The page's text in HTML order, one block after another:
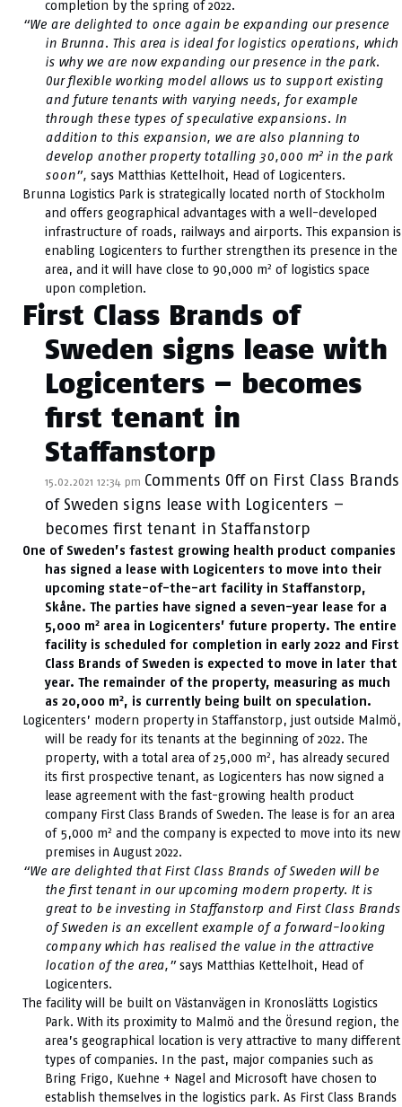
completion by the spring of 2022.
“We are delighted to once again be expanding our presence
in Brunna. This area is ideal for logistics operations, which
is why we are now expanding our presence in the park.
Our flexible working model allows us to support existing
and future tenants with varying needs, for example
through these types of speculative expansions. In
addition to this expansion, we are also planning to
develop another property totalling 30,000 m2 in the park
soon”, says Matthias Kettelhoit, Head of Logicenters.
Brunna Logistics Park is strategically located north of Stockholm
and offers geographical advantages with a well-developed
infrastructure of roads, railways and airports. This expansion is
enabling Logicenters to further strengthen its presence in the
area, and it will have close to 90,000 m2 of logistics space
upon completion.
First Class Brands of
Sweden signs lease with
Logicenters – becomes
first tenant in
Staffanstorp
15.02.2021 12:34 pm Comments Offon First Class Brands
of Sweden signs lease with Logicenters –
becomes first tenant in Staffanstorp
One of Sweden’s fastest growing health product companies
has signed a lease with Logicenters to move into their
upcoming state-of-the-art facility in Staffanstorp,
Skåne. The parties have signed a seven-year lease for a
5,000 m2 area in Logicenters’ future property. The entire
facility is scheduled for completion in early 2022 and First
Class Brands of Sweden is expected to move in later that
year. The remainder of the property, measuring as much
as 20,000 m2, is currently being built on speculation.
Logicenters’ modern property in Staffanstorp, just outside Malmö,
will be ready for its tenants at the beginning of 2022. The
property, with a total area of 25,000 m2 , has already secured
its first prospective tenant, as Logicenters has now signed a
lease agreement with the fast-growing health product
company First Class Brands of Sweden. The lease is for an area
of 5,000 m2 and the company is expected to move into its new
premises in August 2022.
“We are delighted that First Class Brands of Sweden will be
the first tenant in our upcoming modern property. It is
great to be investing in Staffanstorp and First Class Brands
of Sweden is an excellent example of a forward-looking
company which has realised the value in the attractive
location of the area,”says Matthias Kettelhoit, Head of
Logicenters.
The facility will be built on Västanvägen in Kronoslätts Logistics
Park. With its proximity to Malmö and the Öresund region, the
area’s geographical location is very attractive to many different
types of companies. In the past, major companies such as
Bring Frigo, Kuehne + Nagel and Microsoft have chosen to
establish themselves in the logistics park. As First Class Brands